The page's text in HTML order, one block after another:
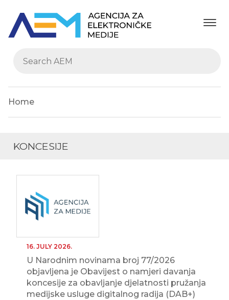
Home
KONCESIJE
16. JULY 2026.
U Narodnim novinama broj 77/2026
objavljena je Obavijest o namjeri davanja
koncesije za obavljanje djelatnosti pružanja
medijske usluge digitalnog radija (DAB+)